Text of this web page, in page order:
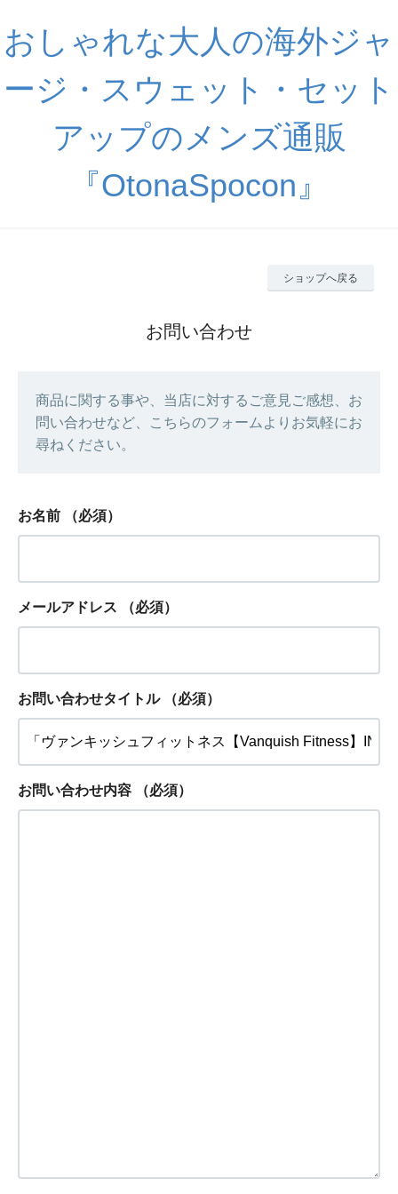
おしゃれな大人の海外ジャ
ージ・スウェット・セット
アップのメンズ通販
『OtonaSpocon』
ショップへ戻る
お問い合わせ
商品に関する事や、当店に対するご意見ご感想、お
問い合わせなど、こちらのフォームよりお気軽にお
尋ねください。
お名前 （必須）
メールアドレス （必須）
お問い合わせタイトル （必須）
お問い合わせ内容 （必須）